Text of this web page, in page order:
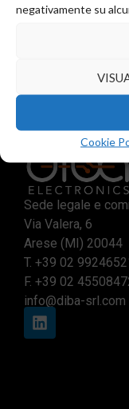
negativamente su
Cookie
Sede legale e
Via Valera, 6
Arese (MI) 20044
T. +39 02
F. +39 02
info@diba-srl.com